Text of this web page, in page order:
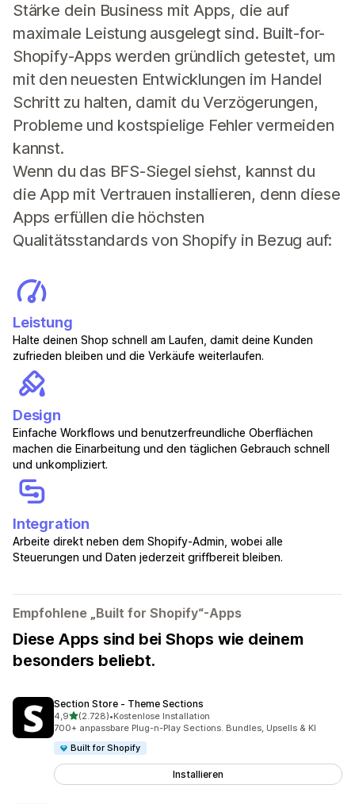
Stärke dein Business mit Apps, die auf
maximale Leistung ausgelegt sind. Built-for-
Shopify-Apps werden gründlich getestet, um
mit den neuesten Entwicklungen im Handel
Schritt zu halten, damit du Verzögerungen,
Probleme und kostspielige Fehler vermeiden
kannst.
Wenn du das BFS-Siegel siehst, kannst du
die App mit Vertrauen installieren, denn diese
Apps erfüllen die höchsten
Qualitätsstandards von Shopify in Bezug auf:
Leistung
Halte deinen Shop schnell am Laufen, damit deine Kunden
zufrieden bleiben und die Verkäufe weiterlaufen.
Design
Einfache Workflows und benutzerfreundliche Oberflächen
machen die Einarbeitung und den täglichen Gebrauch schnell
und unkompliziert.
Integration
Arbeite direkt neben dem Shopify-Admin, wobei alle
Steuerungen und Daten jederzeit griffbereit bleiben.
Empfohlene „Built for Shopify“-Apps
Diese Apps sind bei Shops wie deinem
besonders beliebt.
Section Store ‑ Theme Sections
4,9von 5 Sternen
(2.728)
2728 Rezensionen insgesamt
•Kostenlose Installation
700+ anpassbare Plug-n-Play Sections. Bundles, Upsells & KI
Built for Shopify
Installieren